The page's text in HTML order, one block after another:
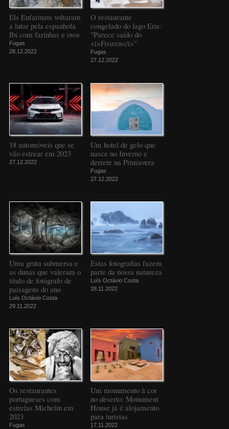
Els Enfarinats voltaram
a lutar pela espanhola
Ibi com farinhas e ovos
Fugas
28.12.2022
O restaurante
congelado do lago Erie:
"Parece saído do
<i>Frozen</i>"
Fugas
27.12.2022
18 automóveis que se
vão estrear em 2023
27.12.2022
Um hotel de gelo que
nasce no Inverno e
derrete na Primavera
Fugas
27.12.2022
Uma gruta submersa e
as dunas que valeram o
título de fotógrafo de
paisagens do ano
Luís Octávio Costa
29.11.2022
Estas fotografias fazem
parte da nossa natureza
Luís Octávio Costa
28.11.2022
Os restaurantes
portugueses com
estrelas Michelin em
2023
Fugas
Um monumento à cor
no deserto: Monument
House já é alojamento
para turistas
17.11.2022